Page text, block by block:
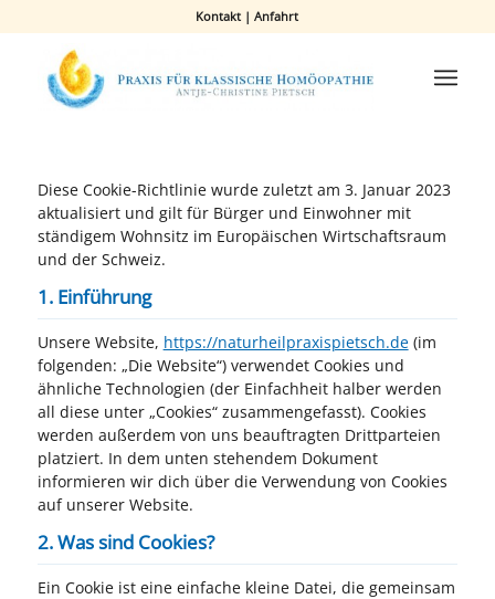
Kontakt |Anfahrt
Diese Cookie-Richtlinie wurde zuletzt am 3. Januar 2023
aktualisiert und gilt für Bürger und Einwohner mit
ständigem Wohnsitz im Europäischen Wirtschaftsraum
und der Schweiz.
1. Einführung
Unsere Website, https://naturheilpraxispietsch.de(im
folgenden: „Die Website“) verwendet Cookies und
ähnliche Technologien (der Einfachheit halber werden
all diese unter „Cookies“ zusammengefasst). Cookies
werden außerdem von uns beauftragten Drittparteien
platziert. In dem unten stehendem Dokument
informieren wir dich über die Verwendung von Cookies
auf unserer Website.
2. Was sind Cookies?
Ein Cookie ist eine einfache kleine Datei, die gemeinsam